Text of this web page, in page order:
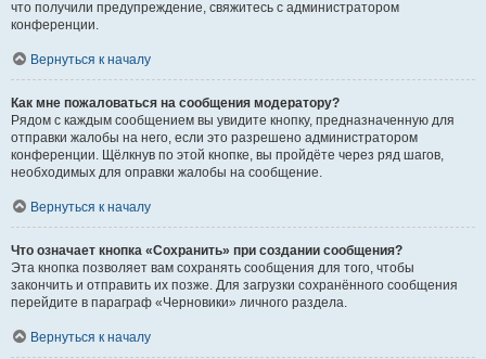
что получили предупреждение, свяжитесь с администратором
конференции.
Вернуться к началу
Как мне пожаловаться на сообщения модератору?
Рядом с каждым сообщением вы увидите кнопку, предназначенную для
отправки жалобы на него, если это разрешено администратором
конференции. Щёлкнув по этой кнопке, вы пройдёте через ряд шагов,
необходимых для оправки жалобы на сообщение.
Вернуться к началу
Что означает кнопка «Сохранить» при создании сообщения?
Эта кнопка позволяет вам сохранять сообщения для того, чтобы
закончить и отправить их позже. Для загрузки сохранённого сообщения
перейдите в параграф «Черновики» личного раздела.
Вернуться к началу